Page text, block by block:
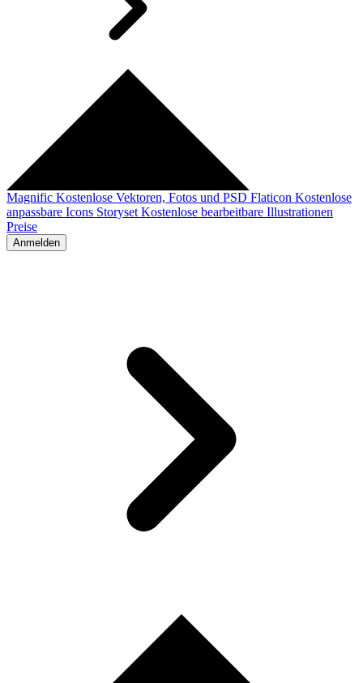
Magnific Kostenlose Vektoren, Fotos und PSD Flaticon Kostenlose
anpassbare Icons Storyset Kostenlose bearbeitbare Illustrationen
Preise
Anmelden